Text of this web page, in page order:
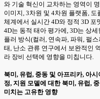
와 기술 혁신이 교차하는 영역이
이미지, 3차원 및 4차원 플랫폼,
체계에서 실시간 4D와 정적 3D
4D는 동적 태아 평가에, 3D는 상
플러 방식(컬러, 연속파, 파워, 펄
태, 난소 관류 연구에서 보완적인
라 장비 선택에 영향을 미칩니다.
북미, 유럽, 중동 및 아프리카, 아
정, 지원 모델에 대한 북미, 유럽,
미치는 고유한 영향